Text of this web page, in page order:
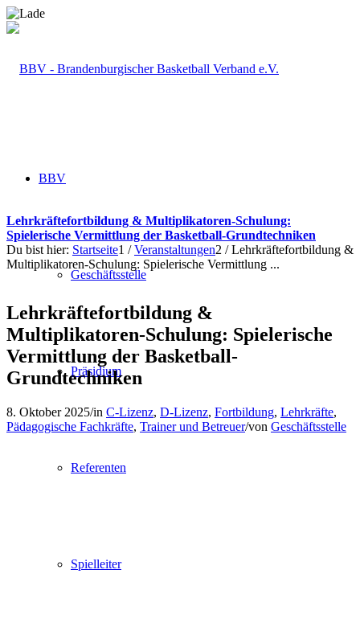
BBV
Geschäftsstelle
Präsidium
Referenten
Spielleiter
Lehrkräftefortbildung & Multiplikatoren-Schulung:
Spielerische Vermittlung der Basketball-Grundtechniken
Du bist hier: Startseite1 / Veranstaltungen2 / Lehrkräftefortbildung &
Multiplikatoren-Schulung: Spielerische Vermittlung ...
Lehrkräftefortbildung &
Multiplikatoren-Schulung: Spielerische
Vermittlung der Basketball-
Grundtechniken
8. Oktober 2025/in C-Lizenz, D-Lizenz, Fortbildung, Lehrkräfte,
Pädagogische Fachkräfte, Trainer und Betreuer/von Geschäftsstelle